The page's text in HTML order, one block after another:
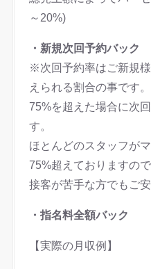
～20%)
・新規次回予約バック
※次回予約率はご新規
えられる割合の事です。
75%を超えた場合に次
す。
ほとんどのスタッフが
75%超えておりますので
接客が苦手な方でもご安
・指名料全額バック
【実際の月収例】